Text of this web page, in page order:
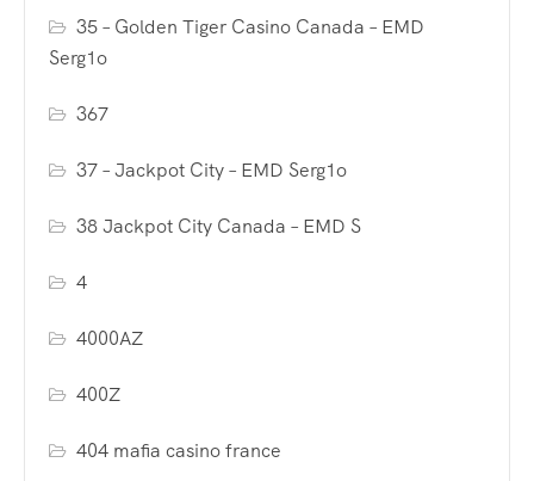
35 – Golden Tiger Casino Canada – EMD
Serg1o
367
37 – Jackpot City – EMD Serg1o
38 Jackpot City Canada – EMD S
4
4000AZ
400Z
404 mafia casino france